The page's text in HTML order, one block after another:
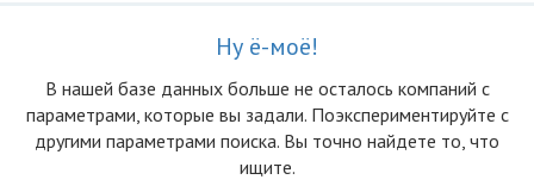
Ну ё-моё!
В нашей базе данных больше не осталоcь компаний с
параметрами, которые вы задали. Поэкспериментируйте с
другими параметрами поиска. Вы точно найдете то, что
ищите.